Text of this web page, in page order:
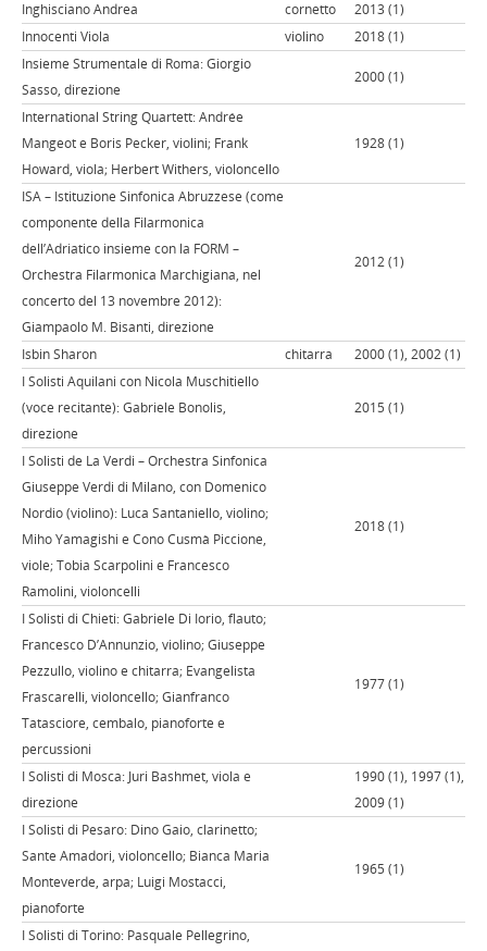
Inghisciano Andrea cornetto
2013 (1)
Innocenti Viola
violino
2018 (1)
Insieme Strumentale di Roma: Giorgio
Sasso, direzione
2000 (1)
International String Quartett: Andrée
Mangeot e Boris Pecker, violini; Frank
Howard, viola; Herbert Withers, violoncello
1928 (1)
ISA – Istituzione Sinfonica Abruzzese (come
componente della Filarmonica
dell’Adriatico insieme con la FORM –
Orchestra Filarmonica Marchigiana, nel
concerto del 13 novembre 2012):
Giampaolo M. Bisanti, direzione
2012 (1)
Isbin Sharon chitarra
2000 (1), 2002 (1)
I Solisti Aquilani con Nicola Muschitiello
(voce recitante): Gabriele Bonolis,
direzione
2015 (1)
I Solisti de La Verdi – Orchestra Sinfonica
Giuseppe Verdi di Milano, con Domenico
Nordio (violino): Luca Santaniello, violino;
Miho Yamagishi e Cono Cusmà Piccione,
viole; Tobia Scarpolini e Francesco
Ramolini, violoncelli
2018 (1)
I Solisti di Chieti: Gabriele Di Iorio, flauto;
Francesco D’Annunzio, violino; Giuseppe
Pezzullo, violino e chitarra; Evangelista
Frascarelli, violoncello; Gianfranco
Tatasciore, cembalo, pianoforte e
percussioni
1977 (1)
I Solisti di Mosca: Juri Bashmet, viola e
direzione
1990 (1), 1997 (1),
2009 (1)
I Solisti di Pesaro: Dino Gaio, clarinetto;
Sante Amadori, violoncello; Bianca Maria
Monteverde, arpa; Luigi Mostacci,
pianoforte
1965 (1)
I Solisti di Torino: Pasquale Pellegrino,